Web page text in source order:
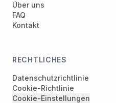
Über uns
FAQ
Kontakt
RECHTLICHES
Datenschutzrichtlinie
Cookie-Richtlinie
Cookie-Einstellungen